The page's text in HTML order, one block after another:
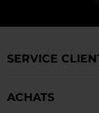
SERVICE
ACHATS